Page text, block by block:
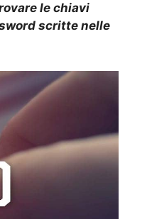
le chiavi
scritte nelle